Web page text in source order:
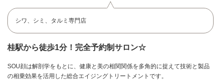
シワ、シミ、タルミ専門店
桂駅から徒歩1分！完全予約制サロン☆
SOU顔は解剖学をもとに、健康と美の相関関係を多角的に捉えて技術と製品
の相乗効果を活用した総合エイジングトリートメントです。